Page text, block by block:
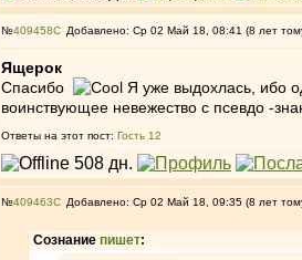
№409458 Добавлено: Ср 02 Май 18, 08:41 (8 лет
Ящерок
Спасибо
Я уже выдохлась, ибо
воинствующее невежество с псевдо -
Ответы на этот пост: Гость 12
№409463 Добавлено: Ср 02 Май 18, 09:35 (8 лет
Сознание пишет: